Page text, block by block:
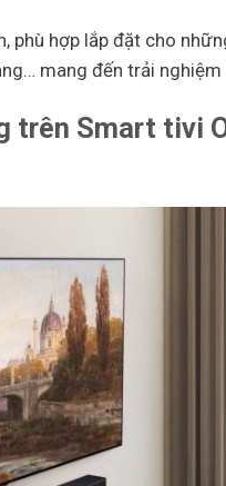
phù hợp lắp đặt cho
mang đến trải
trên Smart tivi